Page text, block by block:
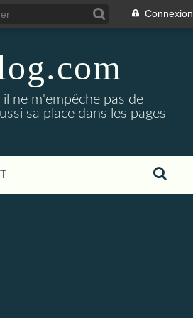
Connexion
ne m'empêche pas de
sa place dans les pages